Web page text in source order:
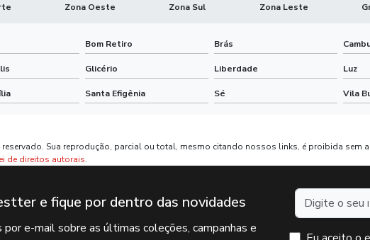
Zona Oeste Zona Sul Zona Leste
Bom Retiro Brás
Glicério Liberdade Luz
Santa Efigênia Sé Vila
Sua reprodução, parcial ou total, mesmo citando nossos links, é proibida sem
de direitos autorais.
e fique por dentro das novidades
e-mail sobre as últimas coleções, campanhas e
Nome